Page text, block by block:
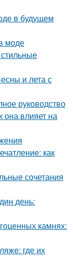
в будущем
моде
и лета с
руководство
она влияет на
как
сочетания
день:
камнях:
где их